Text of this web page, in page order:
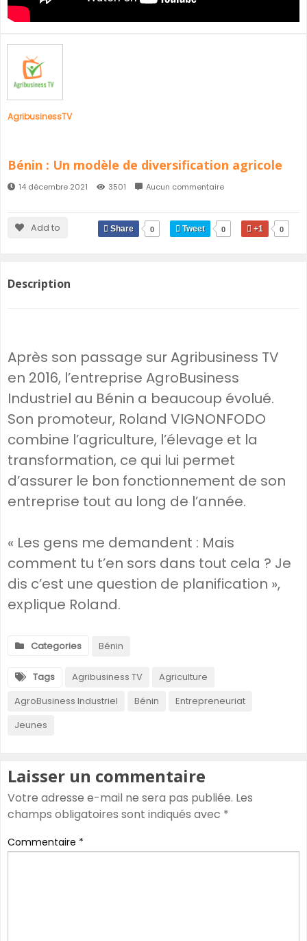
SÉNÉGAL
GUINÉE
AgribusinessTV
Bénin : Un modèle de diversification agricole
14 décembre 2021 3501 Aucun commentaire
Add to Share 0 Tweet 0 +1 0
Description
Après son passage sur Agribusiness TV
en 2016, l’entreprise AgroBusiness
Industriel au Bénin a beaucoup évolué.
Son promoteur, Roland VIGNONFODO
combine l’agriculture, l’élevage et la
transformation, ce qui lui permet
d’assurer le bon fonctionnement de son
entreprise tout au long de l’année.
« Les gens me demandent : Mais
comment tu t’en sors dans tout cela ? Je
dis c’est une question de planification »,
explique Roland.
Categories Bénin
Tags Agribusiness TV
Agriculture
AgroBusiness Industriel
Bénin
Entrepreneuriat
Jeunes
Laisser un commentaire
Votre adresse e-mail ne sera pas publiée. Les
champs obligatoires sont indiqués avec *
Commentaire *